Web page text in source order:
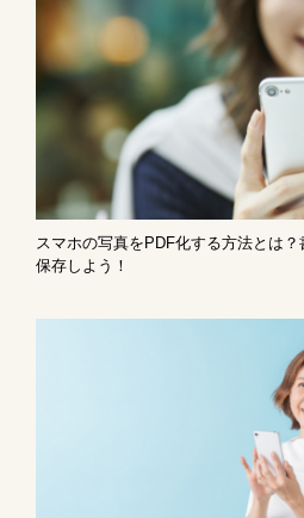
スマホの写真をPDF化する方法とは？
保存しよう！